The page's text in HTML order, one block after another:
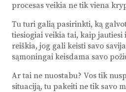
procesas veikia ne tik viena
Tu turi galią pasirinkti, ką
tiesiogiai veikia tai, kaip jautiesi
reiškia, jog gali keisti savo
sąmoningai keisdama savo
Ar tai ne nuostabu? Vos tik
situaciją, tu pakeiti ne tik savo